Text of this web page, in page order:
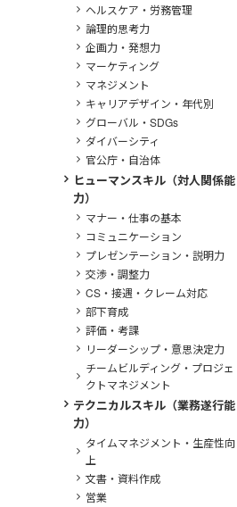
ヘルスケア・労務管理
論理的思考力
企画力・発想力
マーケティング
マネジメント
キャリアデザイン・年代別
グローバル・SDGs
ダイバーシティ
官公庁・自治体
ヒューマンスキル（対人関係能
力）
マナー・仕事の基本
コミュニケーション
プレゼンテーション・説明力
交渉・調整力
CS・接遇・クレーム対応
部下育成
評価・考課
リーダーシップ・意思決定力
チームビルディング・プロジェ
クトマネジメント
テクニカルスキル（業務遂行能
力）
タイムマネジメント・生産性向
上
文書・資料作成
営業